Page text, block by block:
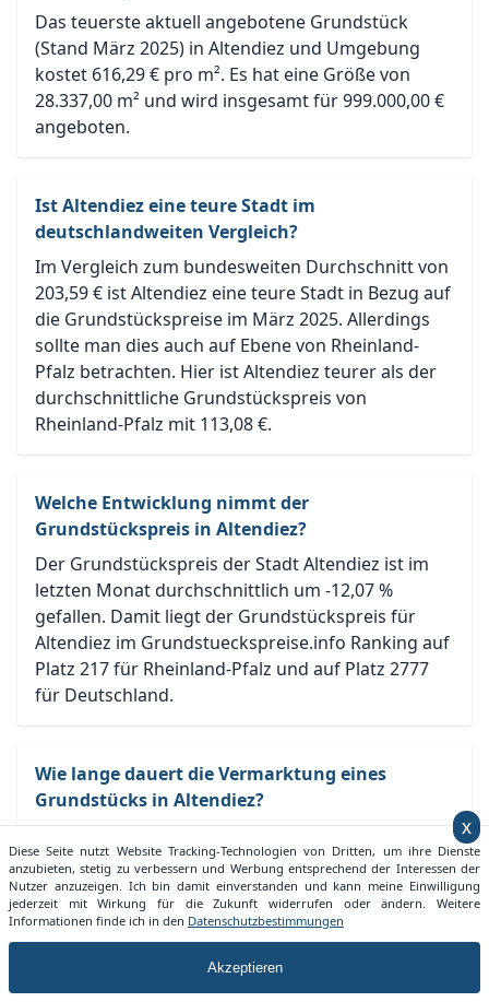
Das teuerste aktuell angebotene Grundstück
(Stand März 2025) in Altendiez und Umgebung
kostet 616,29 € pro m². Es hat eine Größe von
28.337,00 m² und wird insgesamt für 999.000,00 €
angeboten.
Ist Altendiez eine teure Stadt im
deutschlandweiten Vergleich?
Im Vergleich zum bundesweiten Durchschnitt von
203,59 € ist Altendiez eine teure Stadt in Bezug auf
die Grundstückspreise im März 2025. Allerdings
sollte man dies auch auf Ebene von Rheinland-
Pfalz betrachten. Hier ist Altendiez teurer als der
durchschnittliche Grundstückspreis von
Rheinland-Pfalz mit 113,08 €.
Welche Entwicklung nimmt der
Grundstückspreis in Altendiez?
Der Grundstückspreis der Stadt Altendiez ist im
letzten Monat durchschnittlich um -12,07 %
gefallen. Damit liegt der Grundstückspreis für
Altendiez im Grundstueckspreise.info Ranking auf
Platz 217 für Rheinland-Pfalz und auf Platz 2777
für Deutschland.
Wie lange dauert die Vermarktung eines
Grundstücks in Altendiez?
Die Vermarktung in Altendiez dauert zum
aktuellen Zeitpunkt (März 2025) im Durchschnitt
3,90 Monate. Je nach Lage und Größe kann eine
Vermarktung auch zügiger vonstatten gehen.
x
Diese Seite nutzt Website Tracking-Technologien von Dritten, um ihre Dienste
anzubieten, stetig zu verbessern und Werbung entsprechend der Interessen der
Nutzer anzuzeigen. Ich bin damit einverstanden und kann meine Einwilligung
jederzeit mit Wirkung für die Zukunft widerrufen oder ändern. Weitere
Informationen finde ich in den Datenschutzbestimmungen
Akzeptieren